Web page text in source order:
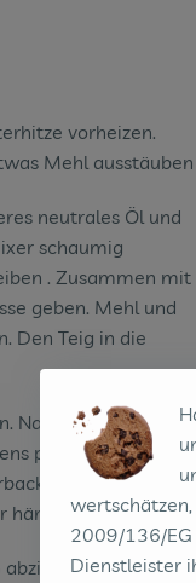
vorheizen.
Mehl ausstäuben
neutrales Öl und
schaumig
. Zusammen mit
geben. Mehl und
Den Teig in die
Nach 40 Minuten
prüfen, ob der
bis am
hängen bleibt.
und zur
2009/136/EG
Dienstleister